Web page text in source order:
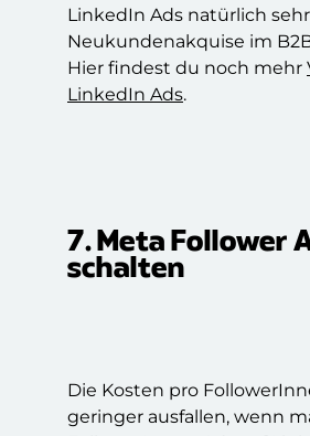
LinkedIn Ads natürlich
Neukundenakquise im
Hier findest du noch mehr
LinkedIn Ads.
7. Meta Follower
schalten
Die Kosten pro
geringer ausfallen, wenn